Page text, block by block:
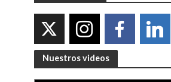
Nuestros videos